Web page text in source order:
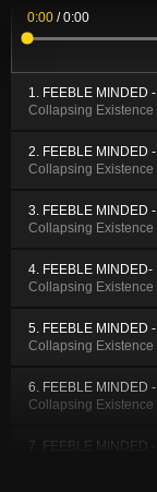
0:00 /0:00
1. FEEBLE MINDED
Collapsing Existence
2. FEEBLE MINDED
Collapsing Existence
3. FEEBLE MINDED
Collapsing Existence
4. FEEBLE
Collapsing Existence
5. FEEBLE MINDED
Collapsing Existence
6. FEEBLE MINDED
Collapsing Existence
7. FEEBLE MINDED